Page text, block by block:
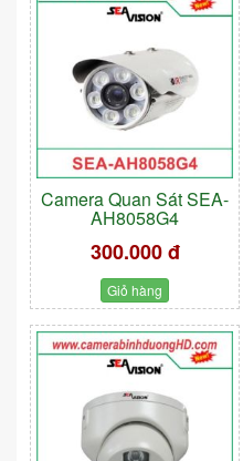
Camera Quan Sát SEA-
AH8058G4
300.000 đ
Giỏ hàng